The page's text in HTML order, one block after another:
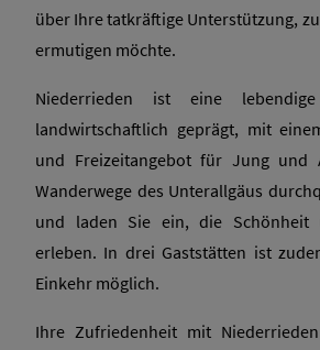
über Ihre tatkräftige Unterstützung,
ermutigen möchte.
Niederrieden ist eine lebendige
landwirtschaftlich geprägt, mit
und Freizeitangebot für Jung und
Wanderwege des Unterallgäus
und laden Sie ein, die Schönheit
erleben. In drei Gaststätten ist
Einkehr möglich.
Ihre Zufriedenheit mit